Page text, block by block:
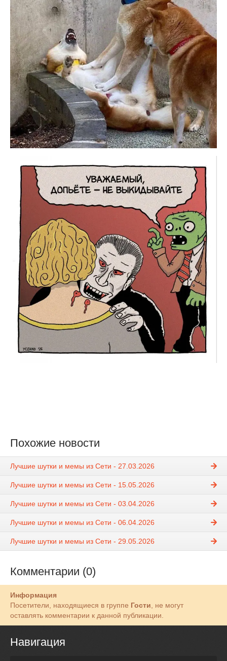
Похожие новости
Лучшие шутки и мемы из Сети - 27.03.2026
Лучшие шутки и мемы из Сети - 15.05.2026
Лучшие шутки и мемы из Сети - 03.04.2026
Лучшие шутки и мемы из Сети - 06.04.2026
Лучшие шутки и мемы из Сети - 29.05.2026
Комментарии (0)
Информация
Посетители, находящиеся в группе Гости, не могут
оставлять комментарии к данной публикации.
Навигация